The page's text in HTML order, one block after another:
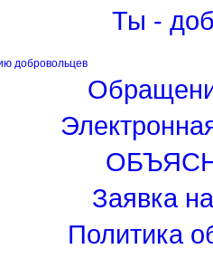
Ты -
добровольцев
Заявка
Политика